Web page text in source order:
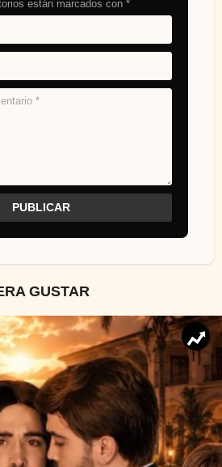
están marcados con *
GUSTAR